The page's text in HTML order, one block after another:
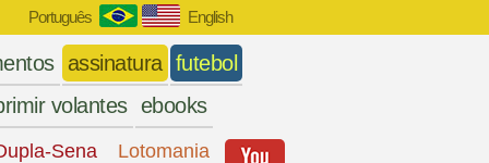
Português English
assinatura futebol
volantes ebooks
Sena
Lotomania